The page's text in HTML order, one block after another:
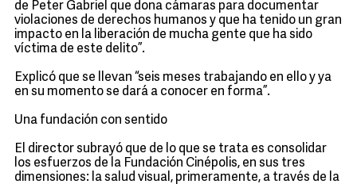
de Peter Gabriel que dona cámaras para documentar
violaciones de derechos humanos y que ha tenido un gran
impacto en la liberación de mucha gente que ha sido
víctima de este delito”.
Explicó que se llevan “seis meses trabajando en ello y ya
en su momento se dará a conocer en forma”.
Una fundación con sentido
El director subrayó que de lo que se trata es consolidar
los esfuerzos de la Fundación Cinépolis, en sus tres
dimensiones: la salud visual, primeramente, a través de la